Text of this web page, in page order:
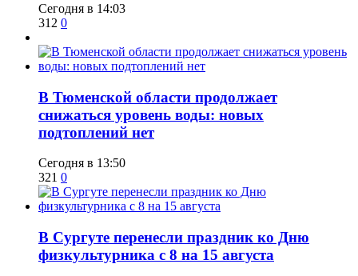
Сегодня в 14:03
312 0
​В Тюменской области продолжает
снижаться уровень воды: новых
подтоплений нет
Сегодня в 13:50
321 0
​В Сургуте перенесли праздник ко Дню
физкультурника с 8 на 15 августа